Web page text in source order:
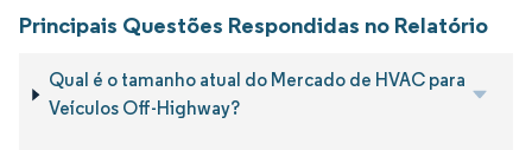
Principais Questões Respondidas no Relatório
Qual é o tamanho atual do Mercado de HVAC para
Veículos Off-Highway?